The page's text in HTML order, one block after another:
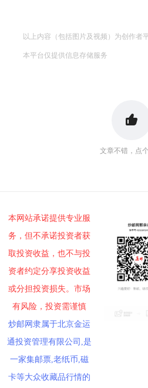
以上内容（包括图片及视频）为创作者
本平台仅提供信息存储服务
文章不错，点
本网站承诺提供专业服
务，但不承诺投资者获
取投资收益，也不与投
资者约定分享投资收益
或分担投资损失。市场
有风险，投资需谨慎
炒邮网隶属于北京金运
通投资管理有限公司,是
一家集邮票,老纸币,磁
卡等大众收藏品行情的